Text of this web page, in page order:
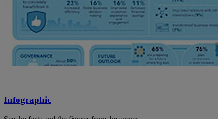
Infographic